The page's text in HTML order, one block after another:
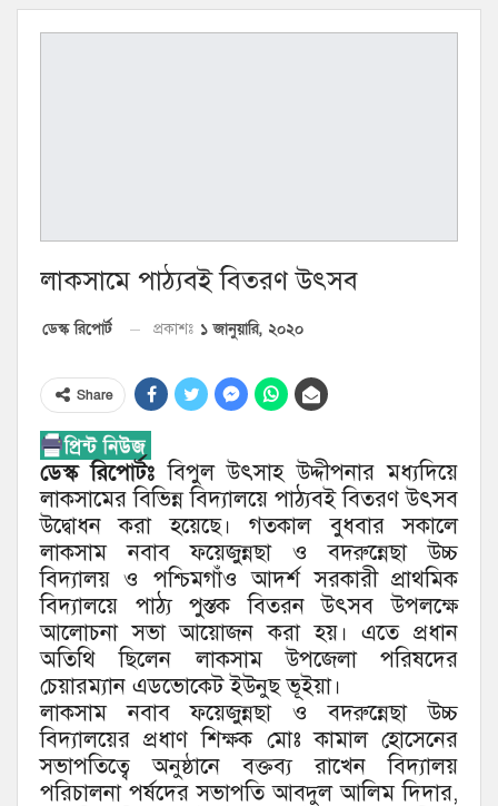
লাকসামে পাঠ্যবই বিতরণ উৎসব
ডেস্ক রিপোর্ট প্রকাশঃ ১ জানুয়ারি, ২০২০
Share
ডেস্ক রিপোর্টঃ বিপুল উৎসাহ উদ্দীপনার মধ্যদিয়ে
লাকসামের বিভিন্ন বিদ্যালয়ে পাঠ্যবই বিতরণ উৎসব
উদ্বোধন করা হয়েছে। গতকাল বুধবার সকালে
লাকসাম নবাব ফয়েজুন্নছা ও বদরুন্নেছা উচ্চ
বিদ্যালয় ও পশ্চিমগাঁও আদর্শ সরকারী প্রাথমিক
বিদ্যালয়ে পাঠ্য পুস্তক বিতরন উৎসব উপলক্ষে
আলোচনা সভা আয়োজন করা হয়। এতে প্রধান
অতিথি ছিলেন লাকসাম উপজেলা পরিষদের
চেয়ারম্যান এডভোকেট ইউনুছ ভূইয়া।
লাকসাম নবাব ফয়েজুন্নছা ও বদরুন্নেছা উচ্চ
বিদ্যালয়ের প্রধাণ শিক্ষক মোঃ কামাল হোসেনের
সভাপতিত্বে অনুষ্ঠানে বক্তব্য রাখেন বিদ্যালয়
পরিচালনা পর্ষদের সভাপতি আবদুল আলিম দিদার,